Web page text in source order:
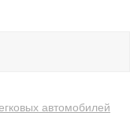
автомобилей